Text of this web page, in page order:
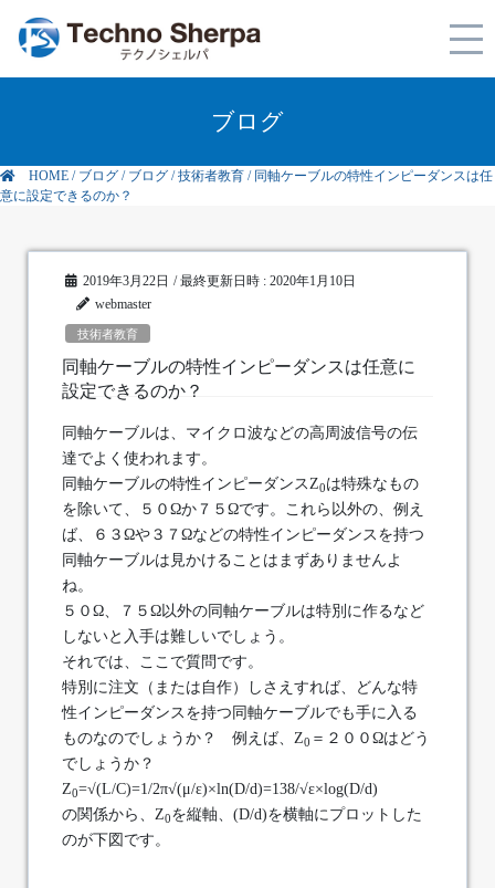
ブログ
HOME / ブログ / ブログ /技術者教育 / 同軸ケーブルの特性インピーダンスは任
意に設定できるのか？
2019年3月22日 / 最終更新日時 :2020年1月10日
webmaster
技術者教育
同軸ケーブルの特性インピーダンスは任意に
設定できるのか？
同軸ケーブルは、マイクロ波などの高周波信号の伝
達でよく使われます。
同軸ケーブルの特性インピーダンスZ0は特殊なもの
を除いて、５０Ωか７５Ωです。これら以外の、例え
ば、６３Ωや３７Ωなどの特性インピーダンスを持つ
同軸ケーブルは見かけることはまずありませんよ
ね。
５０Ω、７５Ω以外の同軸ケーブルは特別に作るなど
しないと入手は難しいでしょう。
それでは、ここで質問です。
特別に注文（または自作）しさえすれば、どんな特
性インピーダンスを持つ同軸ケーブルでも手に入る
ものなのでしょうか？ 例えば、Z0 ＝２００Ωはどう
でしょうか？
Z0=√(L/C)=1/2π√(μ/ε)×ln(D/d)=138/√ε×log(D/d)
の関係から、Z0を縦軸、(D/d)を横軸にプロットした
のが下図です。